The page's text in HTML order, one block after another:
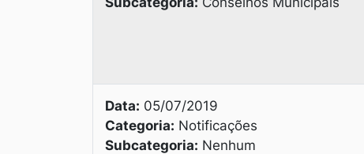
Data: 05/07/2019
Categoria: Notificações
Subcategoria: Nenhum